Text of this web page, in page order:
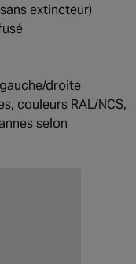
extincteur)
droite
couleurs RAL/NCS,
selon